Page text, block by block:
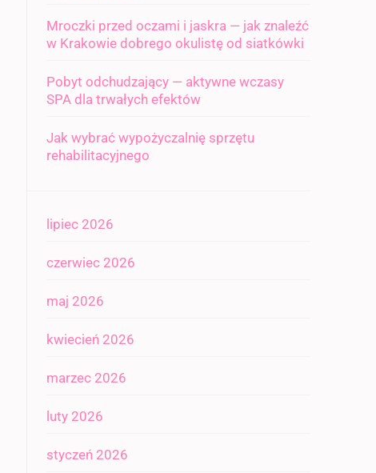
Mroczki przed oczami i jaskra — jak znaleźć
w Krakowie dobrego okulistę od siatkówki
Pobyt odchudzający — aktywne wczasy
SPA dla trwałych efektów
Jak wybrać wypożyczalnię sprzętu
rehabilitacyjnego
lipiec 2026
czerwiec 2026
maj 2026
kwiecień 2026
marzec 2026
luty 2026
styczeń 2026